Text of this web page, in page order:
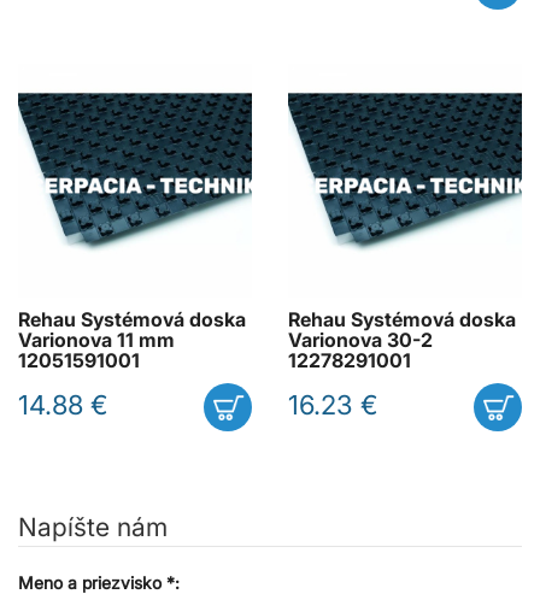
Rehau Systémová doska
Varionova 11 mm
12051591001
14.88 €
Rehau Systémová doska
Varionova 30-2
12278291001
16.23 €
Napíšte nám
Meno a priezvisko *: